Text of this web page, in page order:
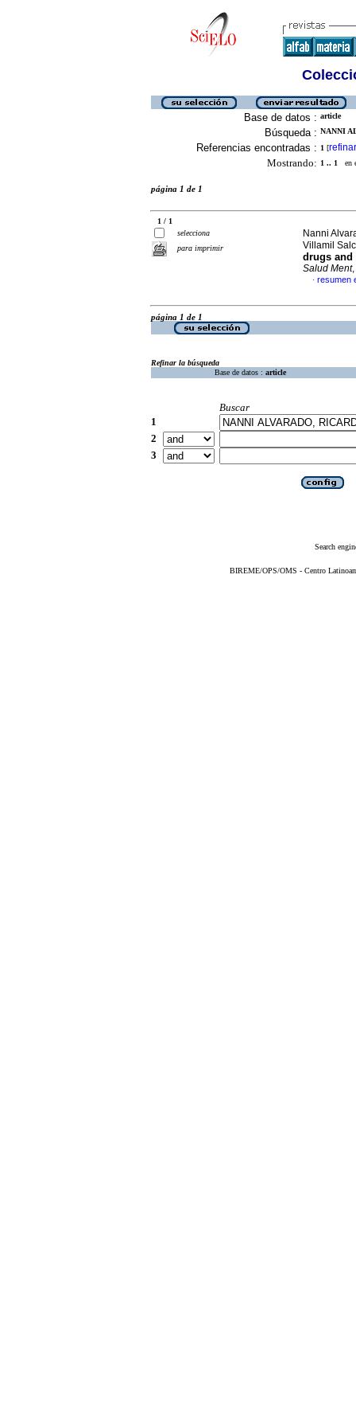
Base de datos : article
Búsqueda : NANNI
Referencias encontradas : 1 [refinar
Mostrando: 1 .. 1 en
página 1 de 1
1 / 1
selecciona
para imprimir
Nanni
Villamil
drugs and
Salud Ment
· resumen
página 1 de 1
Refinar la búsqueda
Base de datos : article
Buscar
1
2
3
Search
BIREME/OPS/OMS - Centro